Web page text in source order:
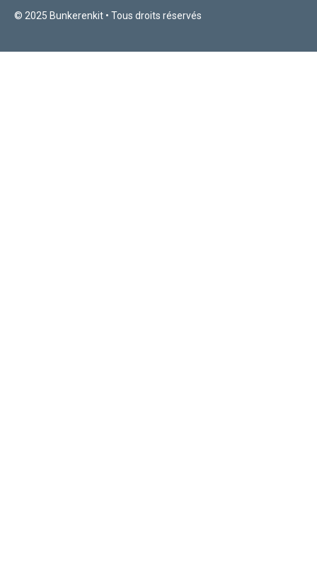
© 2025 Bunkerenkit • Tous droits réservés